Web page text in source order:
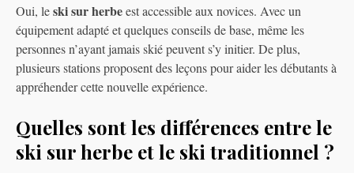
Oui, leski sur herbeest accessible aux novices. Avec un
équipement adapté et quelques conseils de base, même les
personnes n’ayant jamais skié peuvent s’y initier. De plus,
plusieurs stations proposent des leçons pour aider les débutants à
appréhender cette nouvelle expérience.
Quelles sont les différences entre le
ski sur herbe et le ski traditionnel ?